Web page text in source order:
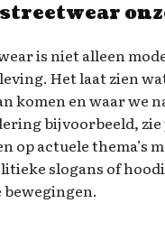
streetwear
is niet alleen
Het laat zien
komen en waar we
bijvoorbeeld,
op actuele thema’s
slogans of
bewegingen.